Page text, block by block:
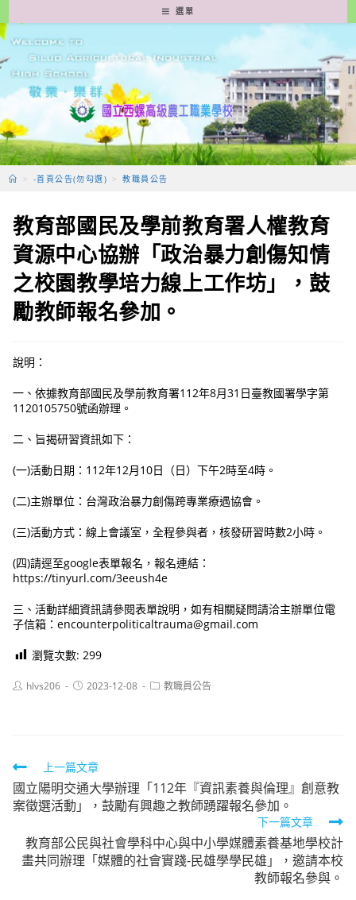
轉
至
要
容
選單
> -首頁公告(勿勾選) > 教職員公告
教育部國民及學前教育署人權教育
資源中心協辦「政治暴力創傷知情
之校園教學培力線上工作坊」，鼓
勵教師報名參加。
說明：
一、依據教育部國民及學前教育署112年8月31日臺教國署學字第
1120105750號函辦理。
二、旨揭研習資訊如下：
(一)活動日期：112年12月10日（日）下午2時至4時。
(二)主辦單位：台灣政治暴力創傷跨專業療遇協會。
(三)活動方式：線上會議室，全程參與者，核發研習時數2小時。
(四)請逕至google表單報名，報名連結：
https://tinyurl.com/3eeush4e
三、活動詳細資訊請參閱表單說明，如有相關疑問請洽主辦單位電
子信箱：encounterpoliticaltrauma@gmail.com
瀏覽次數: 299
Posthlvs206
Post2023-12-08
Post教職員公告
Read
more
articles
上一篇文章
國立陽明交通大學辦理「112年『資訊素養與倫理』創意教
案徵選活動」，鼓勵有興趣之教師踴躍報名參加。
下一篇文章
教育部公民與社會學科中心與中小學媒體素養基地學校計
畫共同辦理「媒體的社會實踐-民雄學學民雄」，邀請本校
教師報名參與。